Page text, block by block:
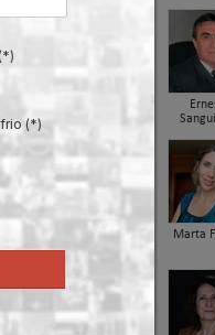
Marta
(*)
(*)